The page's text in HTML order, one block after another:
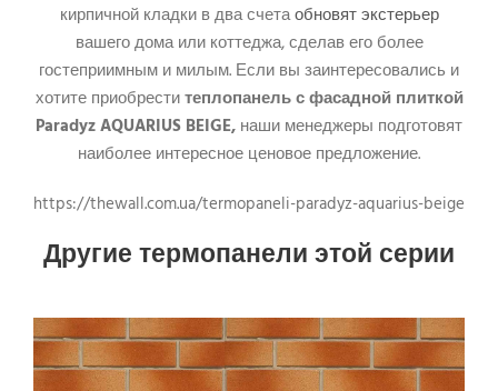
кирпичной кладки в два счетаобновят экстерьер
вашего дома или коттеджа, сделав его более
гостеприимным и милым. Если вы заинтересовались и
хотите приобреститеплопанель с фасадной плиткой
Paradyz AQUARIUS BEIGE, наши менеджеры подготовят
наиболее интересное ценовое предложение.
https://thewall.com.ua/termopaneli-paradyz-aquarius-beige
Другие термопанели этой серии